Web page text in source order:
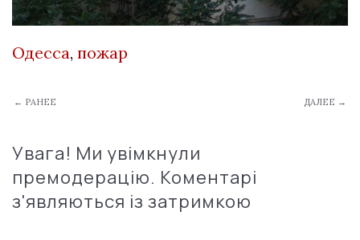
Одесса, пожар
← РАНЕЕ ДАЛЕЕ →
Увага! Ми увімкнули
премодерацію. Коментарі
з'являються із затримкою